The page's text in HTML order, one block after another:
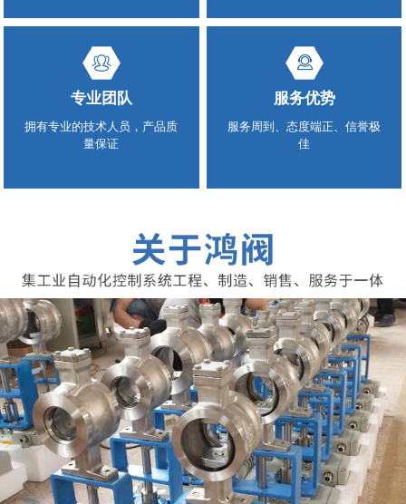
专业团队
拥有专业的技术人员，产品质
量保证
服务优势
服务周到、态度端正、信誉极
佳